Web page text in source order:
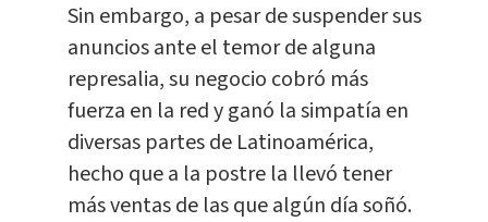
Sin embargo, a pesar de suspender sus
anuncios ante el temor de alguna
represalia, su negocio cobró más
fuerza en la red y ganó la simpatía en
diversas partes de Latinoamérica,
hecho que a la postre la llevó tener
más ventas de las que algún día soñó.